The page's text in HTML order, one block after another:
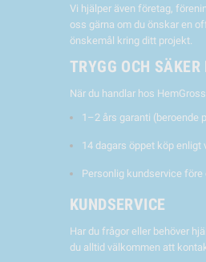
Vi hjälper även företag,
oss gärna om du önskar en
önskemål kring ditt projekt.
TRYGG OCH SÄKER
När du handlar hos
1–2 års garanti (beroende
14 dagars öppet köp enligt
Personlig kundservice
KUNDSERVICE
Har du frågor eller behöver
du alltid välkommen att